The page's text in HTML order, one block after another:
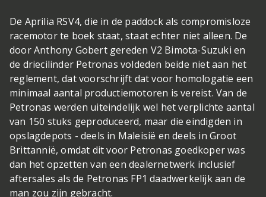
De Aprilia RSV4, die in de paddock als compromisloze
racemotor te boek staat, staat echter niet alleen. De
door Anthony Gobert gereden V2 Bimota-Suzuki en
de driecilinder Petronas voldeden beide niet aan het
reglement, dat voorschrijft dat voor homologatie een
minimaal aantal productiemotoren is vereist. Van de
Petronas werden uiteindelijk wel het verplichte aantal
van 150 stuks geproduceerd, maar die eindigden in
opslagdepots - deels in Maleisië en deels in Groot
Brittannië, omdat dit voor Petronas goedkoper was
dan het opzetten van een dealernetwerk inclusief
aftersales als de Petronas FP1 daadwerkelijk aan de
man zou zijn gebracht.